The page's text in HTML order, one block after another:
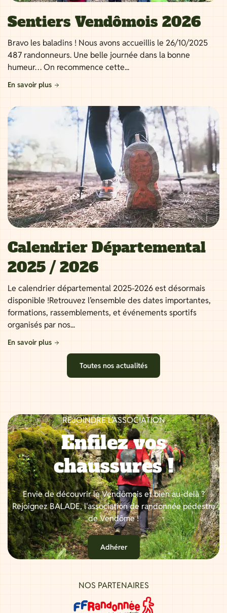
Sentiers Vendômois 2026
Bravo les baladins ! Nous avons accueillis le 26/10/2025
487 randonneurs. Une belle journée dans la bonne
humeur… On recommence cette...
En savoir plus
Calendrier Départemental
2025 / 2026
Le calendrier départemental 2025-2026 est désormais
disponible !Retrouvez l’ensemble des dates importantes,
formations, rassemblements, et événements sportifs
organisés par nos...
En savoir plus
Toutes nos actualités
REJOINDRE L’ASSOCIATION
Enfilez vos
chaussures !
Envie de découvrir le Vendômois et bien au-delà ?
Rejoignez BALADE, l'association de randonnée pédestre
de Vendôme !
Adhérer
NOS PARTENAIRES